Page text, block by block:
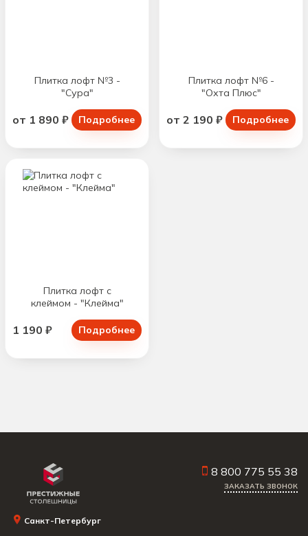
Плитка лофт №3 -
"Сура"
от 1 890 ₽ Подробнее
Плитка лофт №6 -
"Охта Плюс"
от 2 190 ₽ Подробнее
Плитка лофт c
клеймом - "Клейма"
1 190 ₽ Подробнее
Санкт-Петербург
8 800 775 55 38
ЗАКАЗАТЬ ЗВОНОК